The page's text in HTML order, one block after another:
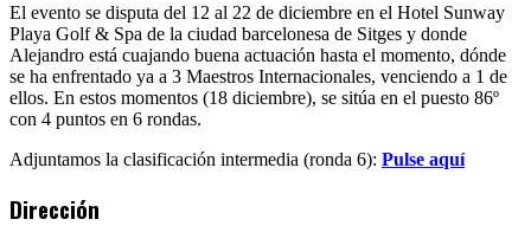
El evento se disputa del 12 al 22 de diciembre en el Hotel Sunway
Playa Golf & Spa de la ciudad barcelonesa de Sitges y donde
Alejandro está cuajando buena actuación hasta el momento, dónde
se ha enfrentado ya a 3 Maestros Internacionales, venciendo a 1 de
ellos. En estos momentos (18 diciembre), se sitúa en el puesto 86º
con 4 puntos en 6 rondas.
Adjuntamos la clasificación intermedia (ronda 6): Pulse aquí
Dirección